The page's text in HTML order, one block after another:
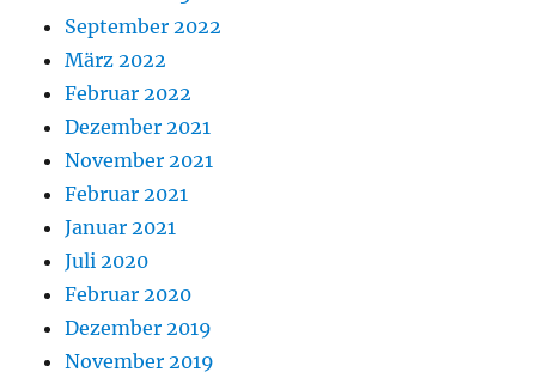
September 2022
März 2022
Februar 2022
Dezember 2021
November 2021
Februar 2021
Januar 2021
Juli 2020
Februar 2020
Dezember 2019
November 2019